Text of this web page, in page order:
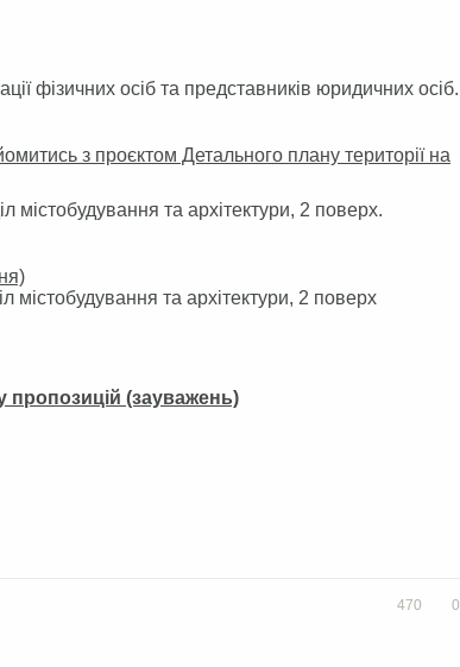
фізичних осіб та представників юридичних осіб.
з проєктом Детального плану території на
містобудування та архітектури, 2 поверх.
містобудування та архітектури, 2 поверх
пропозицій (зауважень)
0
470